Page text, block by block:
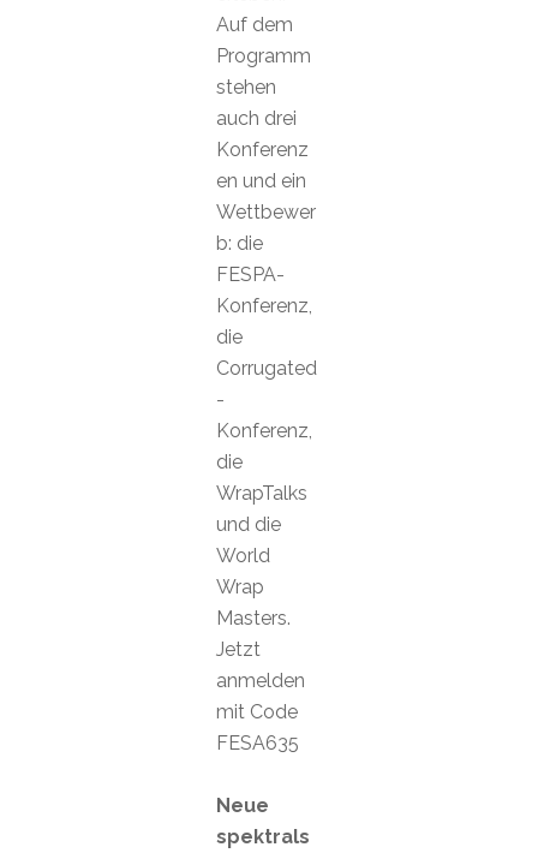
Auf dem
Programm
stehen
auch drei
Konferenz
en und ein
Wettbewer
b: die
FESPA-
Konferenz,
die
Corrugated
-
Konferenz,
die
WrapTalks
und die
World
Wrap
Masters.
Jetzt
anmelden
mit Code
FESA635
Neue
spektrals